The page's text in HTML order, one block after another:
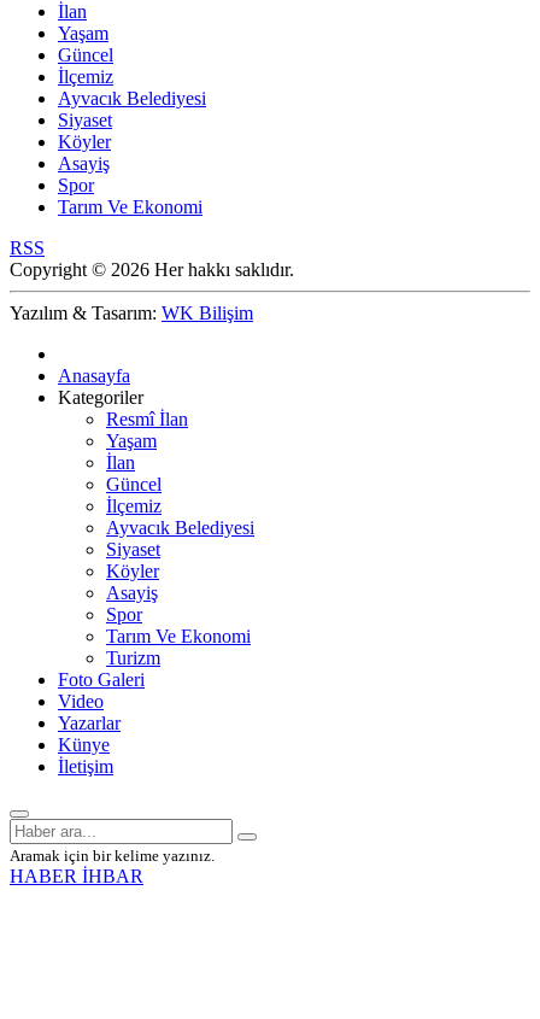
İlan
Yaşam
Güncel
İlçemiz
Ayvacık Belediyesi
Siyaset
Köyler
Asayiş
Spor
Tarım Ve Ekonomi
RSS
Copyright © 2026 Her hakkı saklıdır.
Yazılım & Tasarım: WK Bilişim
Anasayfa
Kategoriler
Resmî İlan
Yaşam
İlan
Güncel
İlçemiz
Ayvacık Belediyesi
Siyaset
Köyler
Asayiş
Spor
Tarım Ve Ekonomi
Turizm
Foto Galeri
Video
Yazarlar
Künye
İletişim
Aramak için bir kelime yazınız.
HABER İHBAR